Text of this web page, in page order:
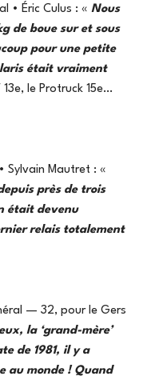
• Éric Culus : « Nous
de boue sur et sous
pour une petite
était vraiment
13e, le Protruck 15e…
Sylvain Mautret : «
près de trois
était devenu
relais totalement
— 32, pour le Gers
la ‘grand-mère’
de 1981, il y a
au monde ! Quand